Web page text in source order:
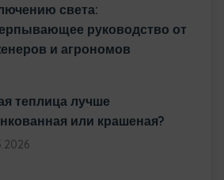
света:
руководство от
и агрономов
теплица лучше
или крашеная?